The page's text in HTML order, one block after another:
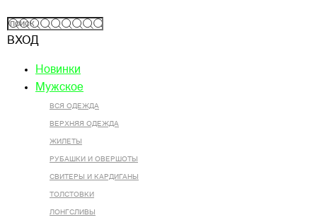
ВХОД
Новинки
Мужское
ВСЯ ОДЕЖДА
ВЕРХНЯЯ ОДЕЖДА
ЖИЛЕТЫ
РУБАШКИ И ОВЕРШОТЫ
СВИТЕРЫ И КАРДИГАНЫ
ТОЛСТОВКИ
ЛОНГСЛИВЫ